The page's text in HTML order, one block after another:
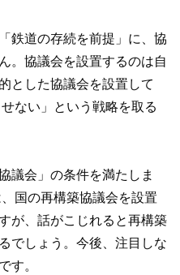
鉄道の存続を前提」に、協
。協議会を設置するのは自
とした協議会を設置して
ない」という戦略を取る
議会」の条件を満たしま
国の再構築協議会を設置
が、話がこじれると再構築
でしょう。今後、注目しな
す。